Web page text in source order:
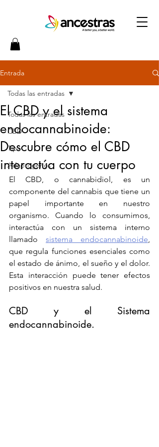
Entrada
Todas las entradas
CBD
Tips
Adaptógenos
Todas las entradas
El CBD y el sistema
endocannabinoide:
Descubre cómo el CBD
interactúa con tu cuerpo
El CBD, o cannabidiol, es un
componente del cannabis que tiene un
papel importante en nuestro
organismo. Cuando lo consumimos,
interactúa con un sistema interno
llamado sistema endocannabinoide,
que regula funciones esenciales como
el estado de ánimo, el sueño y el dolor.
Esta interacción puede tener efectos
positivos en nuestra salud.
CBD y el Sistema
endocannabinoide.